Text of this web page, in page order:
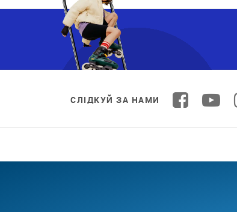
СЛІДКУЙ ЗА НАМИ